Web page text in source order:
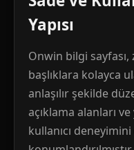
Yapısı
Onwin bilgi sayfası,
başlıklara kolayca
anlaşılır şekilde
açıklama alanları
kullanıcı